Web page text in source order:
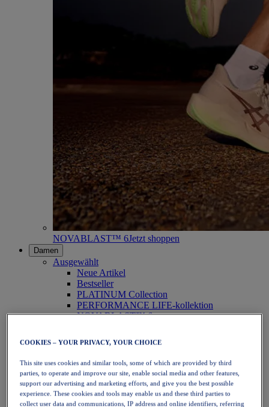
NOVABLAST™ 6Jetzt shoppen
Damen
Ausgewählt
Neue Artikel
Bestseller
PLATINUM Collection
PERFORMANCE LIFE-kollektion
NOVABLAST™ 6
Laufen
Trailrunning
Tennis
Volleyball
Handball
Padel
Korbball
COOKIES – YOUR PRIVACY, YOUR CHOICE
This site uses cookies and similar tools, some of which are provided by third
parties, to operate and improve our site, enable social media and other features,
support our advertising and marketing efforts, and give you the best possible
experience. These cookies and tools may enable us and these third parties to
collect user data and communications, IP address and online identifiers, referring